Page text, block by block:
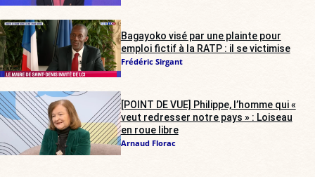
Bagayoko visé par une plainte pour
emploi fictif à la RATP : il se victimise
Frédéric Sirgant
[POINT DE VUE] Philippe, l’homme qui «
veut redresser notre pays » : Loiseau
en roue libre
Arnaud Florac